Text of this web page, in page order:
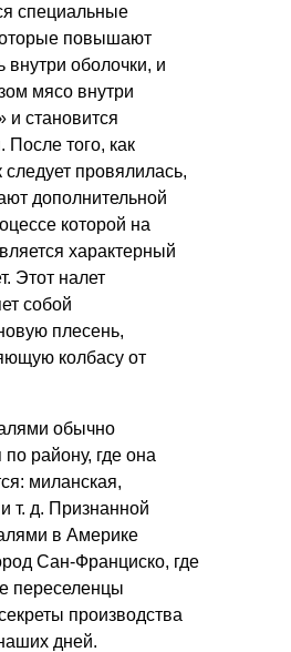
специальные
повышают
внутри оболочки, и
мясо внутри
и становится
того, как
следует провялилась,
дополнительной
которой на
характерный
Этот налет
собой
плесень,
колбасу от
обычно
по району, где она
миланская,
и т. д. Признанной
в Америке
Сан-Франциско, где
переселенцы
производства
дней.